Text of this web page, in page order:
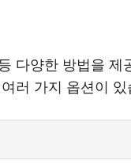
다양한 방법을
러 가지 옵션이 있